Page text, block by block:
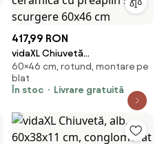
417,99 RON
vidaXL Chiuvetă
dreptunghiulară din ceramică
cu preaplin și scurgere 60x46
cm
60×46 cm, rotund, montare pe
blat
În stoc
Livrare gratuită